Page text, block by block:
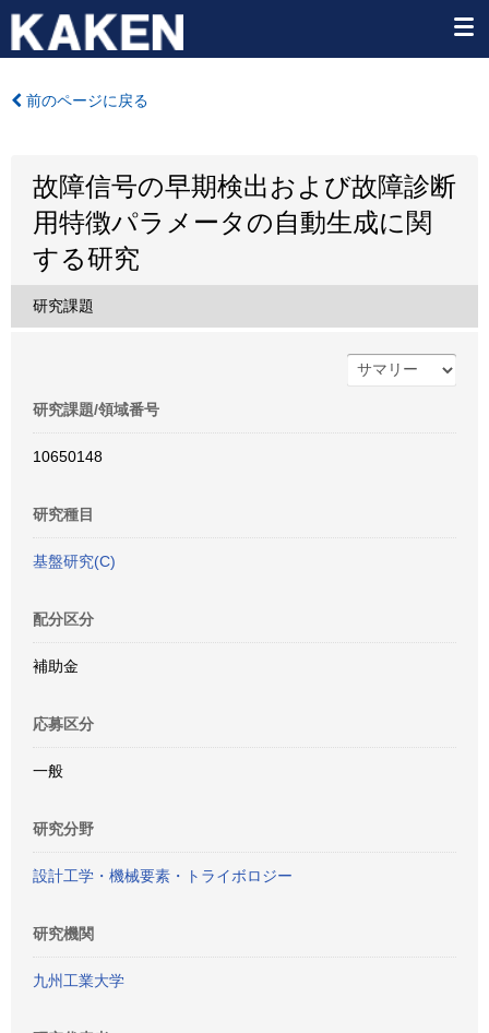
前のページに戻る
故障信号の早期検出および故障診断
用特徴パラメータの自動生成に関
する研究
研究課題
研究課題/領域番号
10650148
研究種目
基盤研究(C)
配分区分
補助金
応募区分
一般
研究分野
設計工学・機械要素・トライボロジー
研究機関
九州工業大学